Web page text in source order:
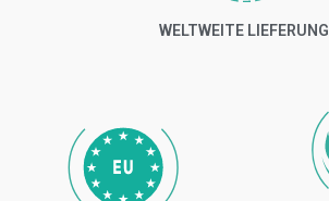
WELTWEITE LIEFERUNG